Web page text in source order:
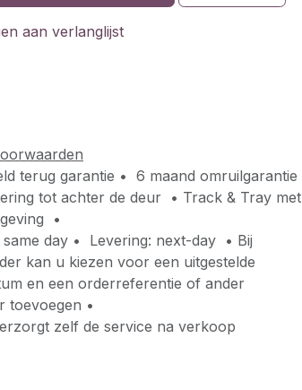
aan verlanglijst
terug garantie • 6 maand omruilgarantie
tot achter de deur • Track & Tray met
•
same day • Levering: next-day • Bij
kan u kiezen voor een uitgestelde
en een orderreferentie of ander
toevoegen •
zelf de service na verkoop